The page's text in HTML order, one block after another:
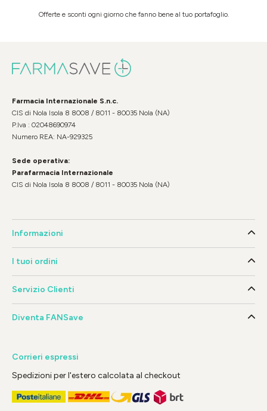
Offerte e sconti ogni giorno che fanno bene al tuo portafoglio.
Farmacia Internazionale S.n.c.
CIS di Nola Isola 8 8008 / 8011 - 80035 Nola (NA)
P.Iva : 02048690974
Numero REA: NA-929325
Sede operativa:
Parafarmacia Internazionale
CIS di Nola Isola 8 8008 / 8011 - 80035 Nola (NA)
Informazioni
I tuoi ordini
Servizio Clienti
Diventa FANSave
Corrieri espressi
Spedizioni per l'estero calcolata al checkout